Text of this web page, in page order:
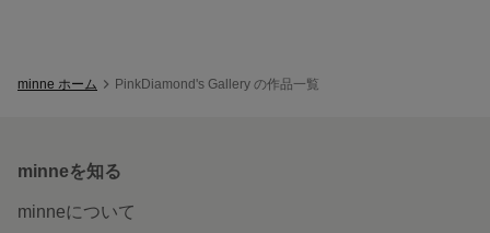
minne ホーム PinkDiamond's Gallery の作品一覧
minneを知る
minneについて